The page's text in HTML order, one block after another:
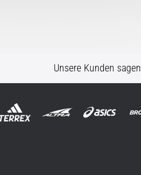
Unsere Kunden sagen